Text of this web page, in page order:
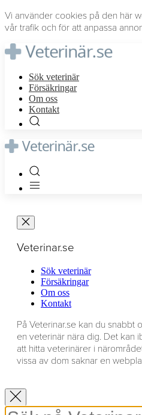
Vi använder cookies på den här
vår trafik och för att anpassa
Sök veterinär
Försäkringar
Om oss
Kontakt
Veterinar.se
Sök veterinär
Försäkringar
Om oss
Kontakt
På Veterinar.se kan du snabbt
en veterinär nära dig. Det kan
att hitta veterinärer i
vissa av dom saknar en